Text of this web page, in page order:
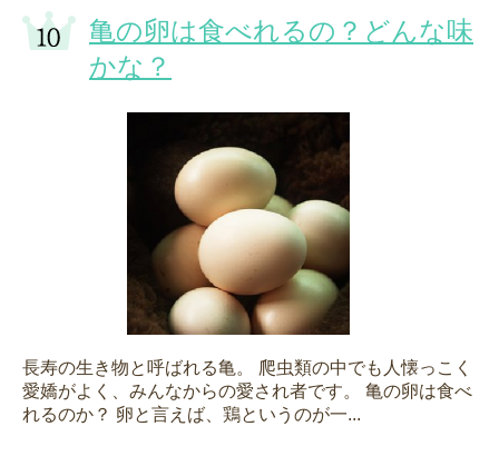
亀の卵は食べれるの？どんな味
かな？
長寿の生き物と呼ばれる亀。 爬虫類の中でも人懐っこく
愛嬌がよく、みんなからの愛され者です。 亀の卵は食べ
れるのか？ 卵と言えば、鶏というのが一...